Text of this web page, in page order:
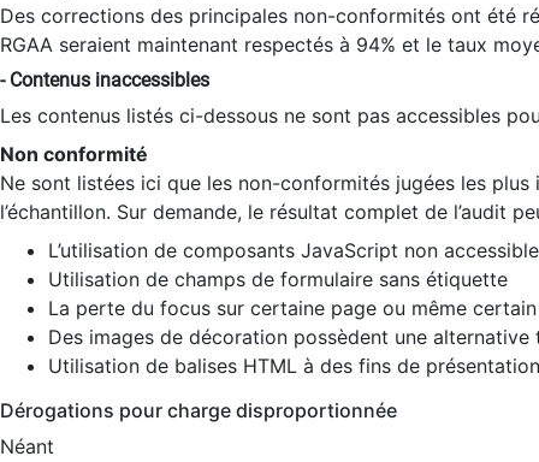
Des corrections des principales non-conformités ont été
RGAA seraient maintenant respectés à 94% et le taux
- Contenus inaccessibles
Les contenus listés ci-dessous ne sont pas accessibles
Non conformité
Ne sont listées ici que les non-conformités jugées les
l’échantillon. Sur demande, le résultat complet de l’audit
L’utilisation de composants JavaScript non
Utilisation de champs de formulaire sans étiquette
La perte du focus sur certaine page ou même
Des images de décoration possèdent une alternative
Utilisation de balises HTML à des fins de
Dérogations pour charge disproportionnée
Néant